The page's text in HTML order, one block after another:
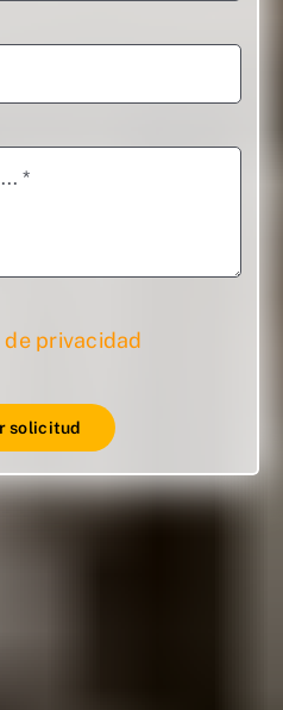
privacidad
solicitud